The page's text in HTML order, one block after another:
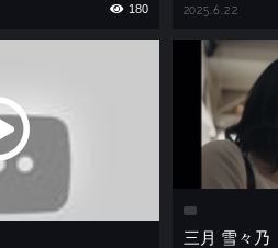
180
2025.6.22
三月 雪々乃